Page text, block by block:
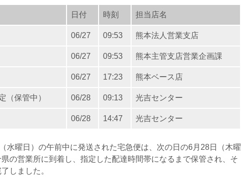
日付 時刻 担当店名
06/27 09:53 熊本法人営業支店
06/27 09:53 熊本主管支店営業企画課
06/27 17:23 熊本ベース店
（保管中） 06/28 09:13 光吉センター
06/28 14:47 光吉センター
水曜日）の午前中に発送された宅急便は、次の日の6月28日（木曜
の営業所に到着し、指定した配達時間帯になるまで保管され、そ
しました。